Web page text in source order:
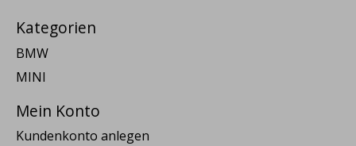
Kategorien
BMW
MINI
Mein Konto
Kundenkonto anlegen